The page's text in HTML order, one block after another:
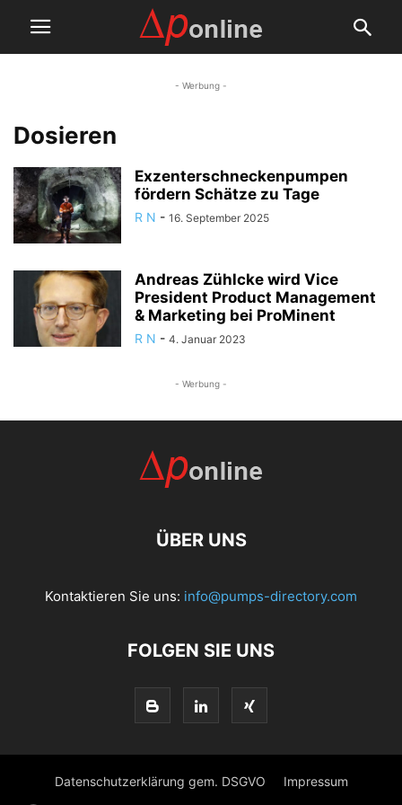
- Werbung -
Dosieren
Exzenterschneckenpumpen
fördern Schätze zu Tage
R N - 16. September 2025
Andreas Zühlcke wird Vice
President Product Management
& Marketing bei ProMinent
R N - 4. Januar 2023
- Werbung -
ÜBER UNS
Kontaktieren Sie uns: info@pumps-directory.com
FOLGEN SIE UNS
Datenschutzerklärung gem. DSGVO Impressum